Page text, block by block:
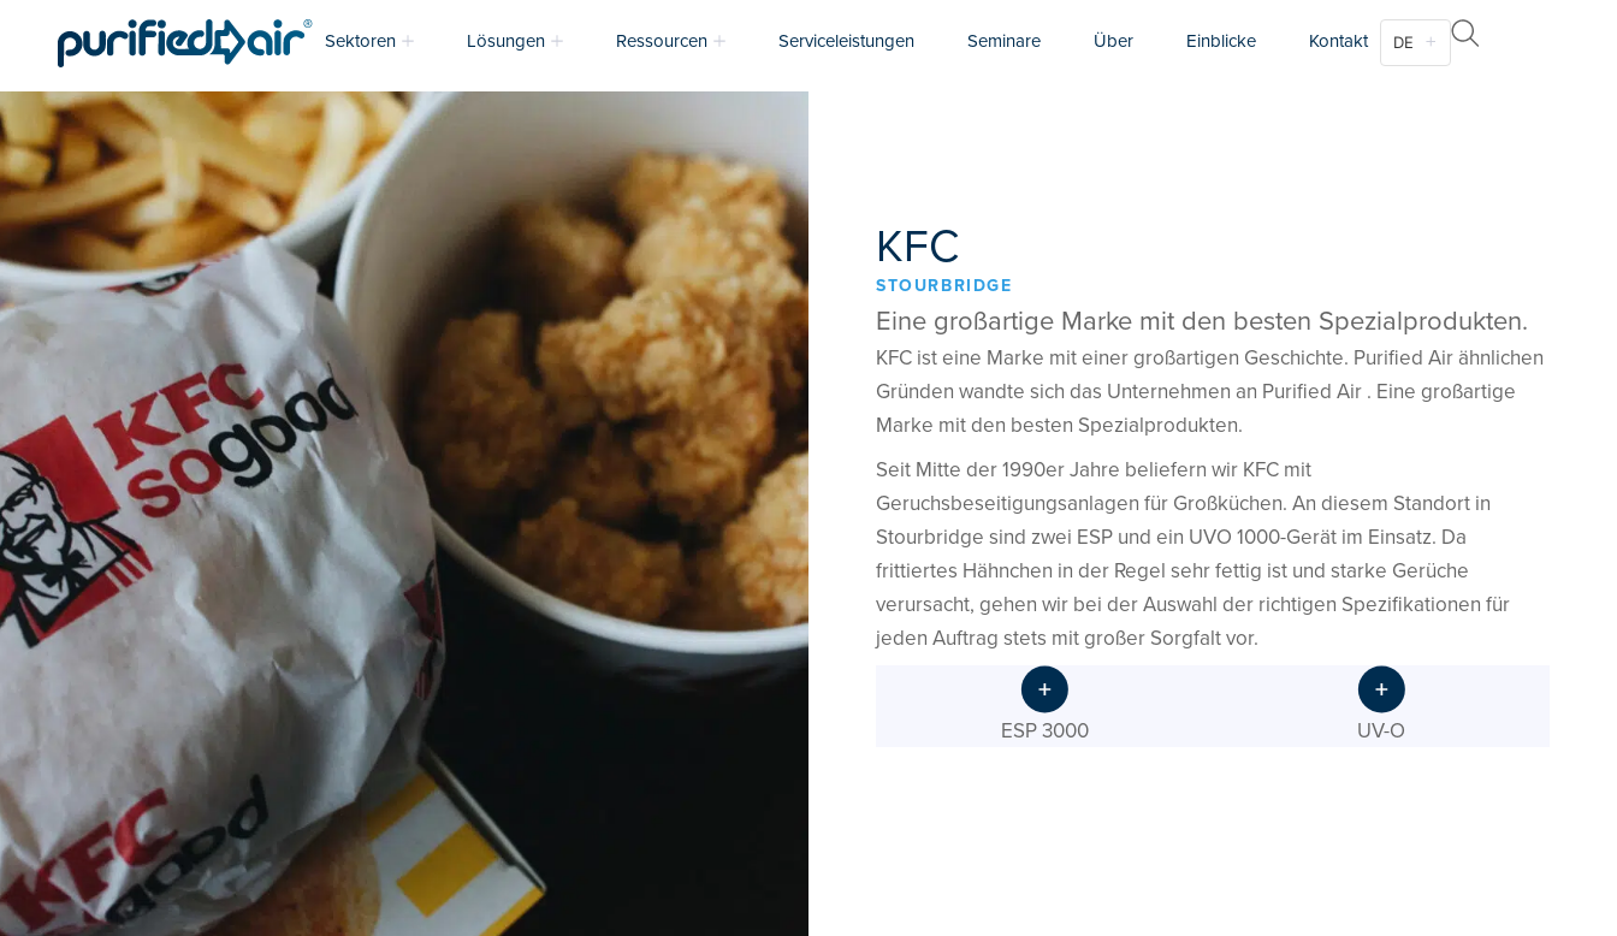
Sektoren Lösungen Ressourcen Serviceleistungen Seminare Über Einblicke Kontakt DE
KFC
STOURBRIDGE
Eine großartige Marke mit den besten Spezialprodukten.
KFC ist eine Marke mit einer großartigen Geschichte. Purified Air ähnlichen
Gründen wandte sich das Unternehmen an Purified Air . Eine großartige
Marke mit den besten Spezialprodukten.
Seit Mitte der 1990er Jahre beliefern wir KFC mit
Geruchsbeseitigungsanlagen für Großküchen. An diesem Standort in
Stourbridge sind zwei ESP und ein UVO 1000-Gerät im Einsatz. Da
frittiertes Hähnchen in der Regel sehr fettig ist und starke Gerüche
verursacht, gehen wir bei der Auswahl der richtigen Spezifikationen für
jeden Auftrag stets mit großer Sorgfalt vor.
ESP 3000 UV-O